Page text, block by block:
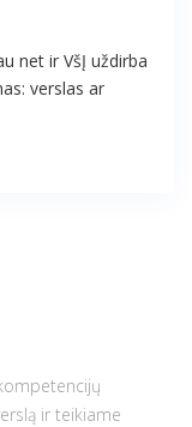
net ir VšĮ uždirba
verslas ar
ir teikiame